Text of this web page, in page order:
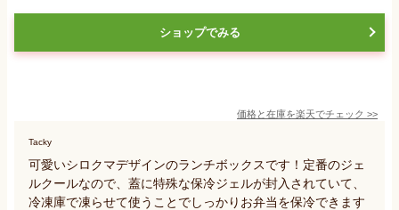
ショップでみる
価格と在庫を楽天でチェック >>
Tacky
可愛いシロクマデザインのランチボックスです！定番のジェ
ルクールなので、蓋に特殊な保冷ジェルが封入されていて、
冷凍庫で凍らせて使うことでしっかりお弁当を保冷できます